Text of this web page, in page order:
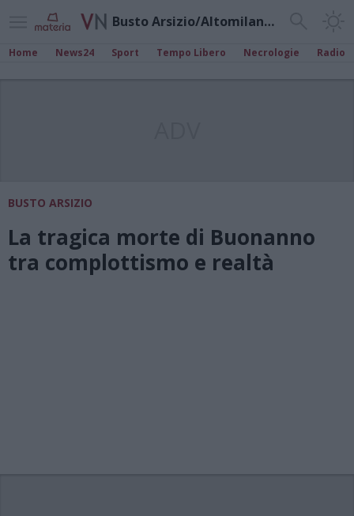
Busto Arsizio/Altomilanese
Home News24 Sport Tempo Libero Necrologie Radio
BUSTO ARSIZIO
La tragica morte di Buonanno
tra complottismo e realtà